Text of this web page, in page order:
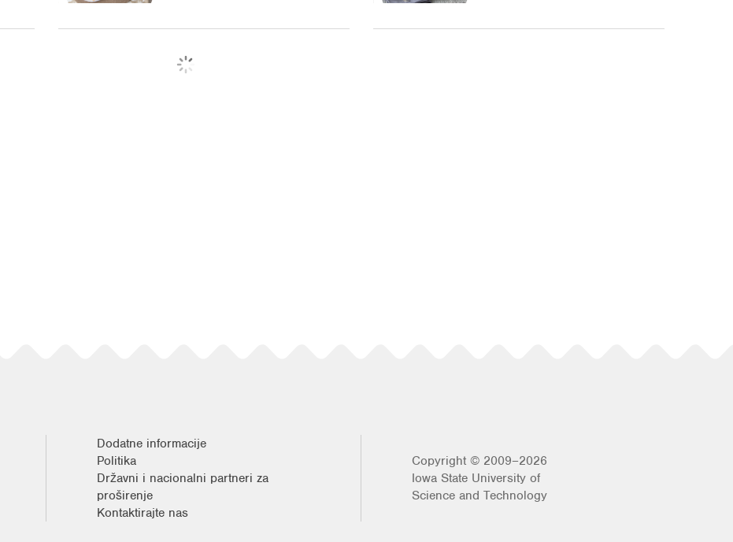
Dodatne informacije
Politika
Državni i nacionalni partneri za
proširenje
Kontaktirajte nas
Copyright © 2009–2026
Iowa State University of
Science and Technology